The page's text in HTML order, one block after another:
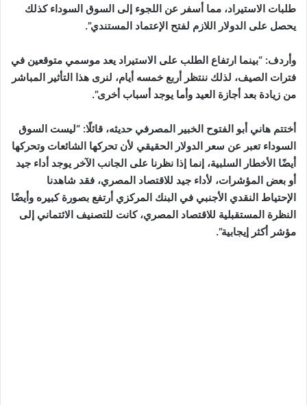
طلبات الاستيراد، مما أسفر عن اللجوء إلى السوق السوداء كذلك
يحصل على الدولار اللازم لفتح الإعتماد المستندي”.
وأردف: “بينما ارتفاع الطلب على الاستيراد يعد موسمي متوقعين في
فترات الصيف، لذلك ننتظر أربع خمسه أيام، لنرى هذا التأثير المباشر
من زيادة بعد أجازة العيد وأما يوجد أسباب أخرى”.
أختتم هاني أبو الفتوح الخبير المصرفي حديثه، قائلًا: “ليست السوق
السوداء تعبر عن سعر الدولار الحقيقي لأن تحركها الشائعات وتحركها
أيضًا الأخطار السلبية، إنما إذا نظرنا على الجانب الآخر يوجد أداء جيد
أو بعض المؤشرات، لأداء جيد للاقتصاد المصري، فقد شاهدنا
الإحتياط النقدي الأجنبي في البنك المركزي أرتفع بصورة كبيره وأيضًا
النظرة المستقبلية للاقتصاد المصري، كانت للتصنيف الائتماني إلى
مؤشر أكثر إيجابية”.